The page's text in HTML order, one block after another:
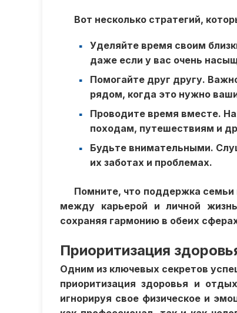
Вот несколько стратегий,
Уделяйте время своим
даже если у вас очень
Помогайте друг другу.
рядом, когда это нужно
Проводите время вместе.
походам, путешествиям и
Будьте внимательными.
их заботах и проблемах.
Помните, что поддержка
между карьерой и личной
сохраняя гармонию в обеих
Приоритизация
Одним из ключевых секретов
приоритизация здоровья и
игнорируя свое физическое и